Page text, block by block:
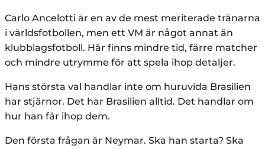
Carlo Ancelotti är en av de mest meriterade tränarna
i världsfotbollen, men ett VM är något annat än
klubblagsfotboll. Här finns mindre tid, färre matcher
och mindre utrymme för att spela ihop detaljer.
Hans största val handlar inte om huruvida Brasilien
har stjärnor. Det har Brasilien alltid. Det handlar om
hur han får ihop dem.
Den första frågan är Neymar. Ska han starta? Ska